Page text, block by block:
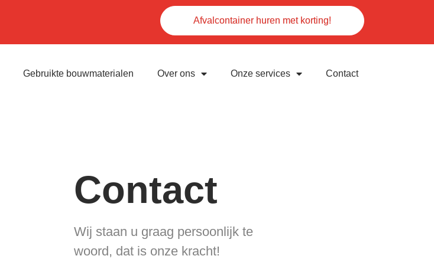
Afvalcontainer huren met korting!
Gebruikte bouwmaterialen Over ons Onze services Contact
Contact
Wij staan u graag persoonlijk te
woord, dat is onze kracht!